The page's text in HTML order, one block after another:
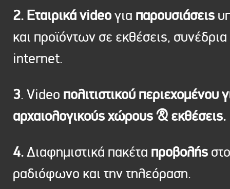
2. Εταιρικά videoγια παρουσιάσεις
και προϊόντων σε εκθέσεις, συνέδρια
internet.
3. Video πολιτιστικού περιεχομένου
αρχαιολογικούς χώρους & εκθέσεις.
4.Διαφημιστικά πακέτα προβολής στο
ραδιόφωνο και την τηλεόραση.